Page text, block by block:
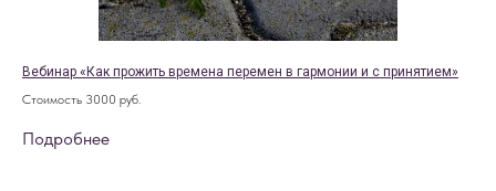
Вебинар «Как прожить времена перемен в гармонии и с принятием»
Стоимость 3000 руб.
Подробнее